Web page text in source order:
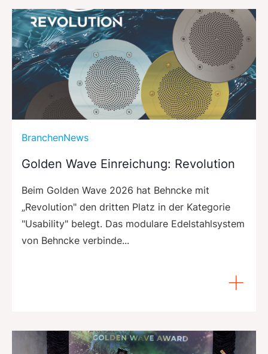
BranchenNews
Golden Wave Einreichung: Revolution
Beim Golden Wave 2026 hat Behncke mit
„Revolution" den dritten Platz in der Kategorie
"Usability" belegt. Das modulare Edelstahlsystem
von Behncke verbinde...